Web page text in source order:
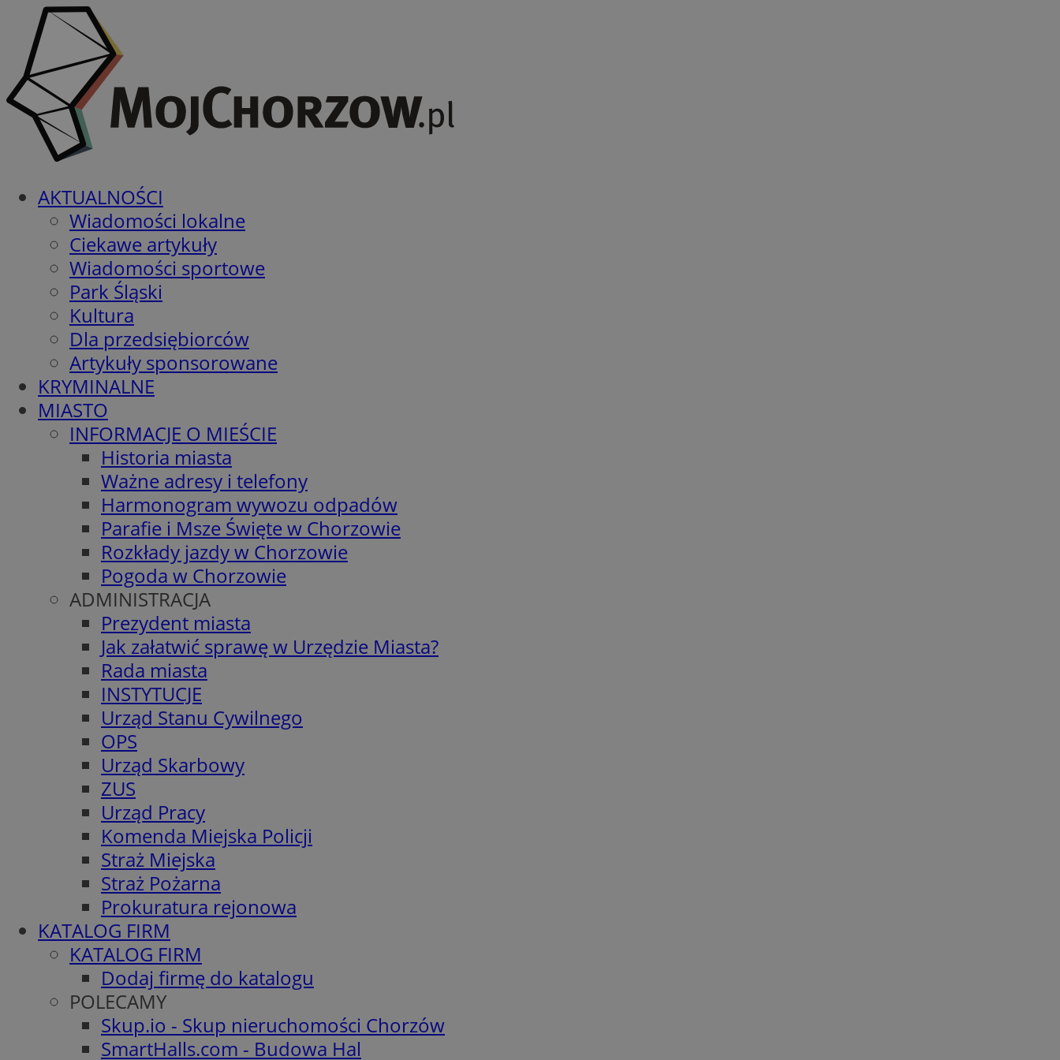
AKTUALNOŚCI
Wiadomości lokalne
Ciekawe artykuły
Wiadomości sportowe
Park Śląski
Kultura
Dla przedsiębiorców
Artykuły sponsorowane
KRYMINALNE
MIASTO
INFORMACJE O MIEŚCIE
Historia miasta
Ważne adresy i telefony
Harmonogram wywozu odpadów
Parafie i Msze Święte w Chorzowie
Rozkłady jazdy w Chorzowie
Pogoda w Chorzowie
ADMINISTRACJA
Prezydent miasta
Jak załatwić sprawę w Urzędzie Miasta?
Rada miasta
INSTYTUCJE
Urząd Stanu Cywilnego
OPS
Urząd Skarbowy
ZUS
Urząd Pracy
Komenda Miejska Policji
Straż Miejska
Straż Pożarna
Prokuratura rejonowa
KATALOG FIRM
KATALOG FIRM
Dodaj firmę do katalogu
POLECAMY
Skup.io - Skup nieruchomości Chorzów
SmartHalls.com - Budowa Hal